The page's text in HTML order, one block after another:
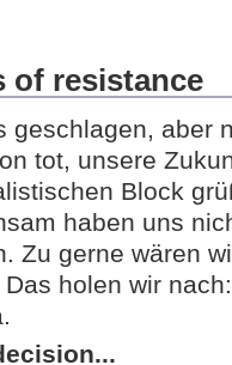
of resistance
geschlagen, aber
tot, unsere
Block
haben uns
Zu gerne wären
holen wir